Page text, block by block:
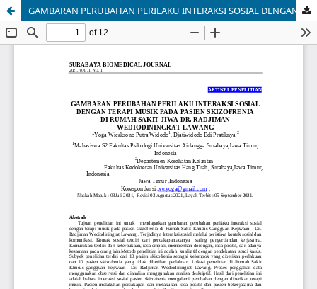
GAMBARAN PERUBAHAN PERILAKU INTERAKSI SOSIAL DENGAN TERAPI MUSIK PADA PASIEN SKIZOFRENIA DI RUMAH SAKIT JIWA DR. RADJIMAN WEDIODININGRAT LAWANG